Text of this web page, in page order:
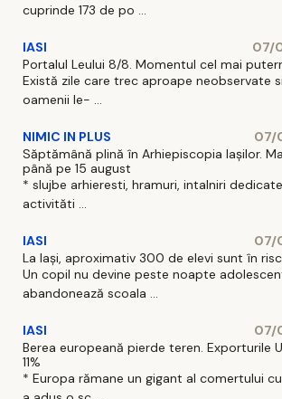
cuprinde 173 de po ...
IASI
07/
Portalul Leului 8/8. Momentul cel mai
Există zile care trec aproape neobservate
oamenii le- ...
NIMIC IN PLUS
07/
Săptămână plină în Arhiepiscopia Iașilor.
până pe 15 august
* slujbe arhieresti, hramuri, intalniri
activităti ...
IASI
07/
La Iași, aproximativ 300 de elevi sunt în
Un copil nu devine peste noapte
abandonează scoala ...
IASI
07/
Berea europeană pierde teren. Exporturile
11%
* Europa rămane un gigant al comertului